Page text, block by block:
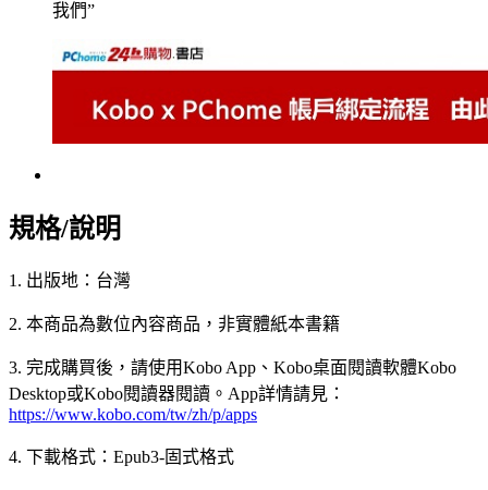
我們”
規格/說明
1. 出版地：台灣
2. 本商品為數位內容商品，非實體紙本書籍
3. 完成購買後，請使用Kobo App、Kobo桌面閱讀軟體Kobo
Desktop或Kobo閱讀器閱讀。App詳情請見：
https://www.kobo.com/tw/zh/p/apps
4. 下載格式：Epub3-固式格式